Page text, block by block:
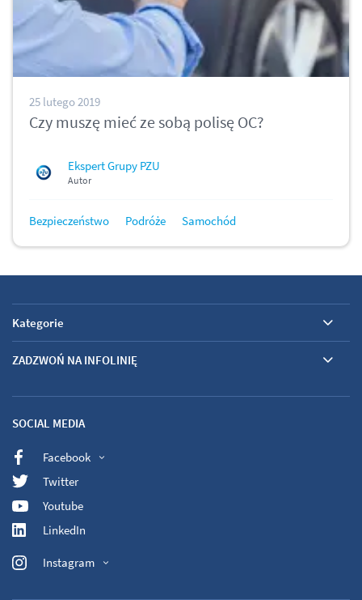
25 lutego 2019
Czy muszę mieć ze sobą polisę OC?
Ekspert Grupy PZU
Autor
Bezpieczeństwo Podróże Samochód
Kategorie
ZADZWOŃ NA INFOLINIĘ
SOCIAL MEDIA
Facebook
Twitter
Youtube
LinkedIn
Instagram